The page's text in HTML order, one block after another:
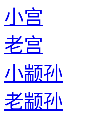
小宫
老宫
小颛孙
老颛孙